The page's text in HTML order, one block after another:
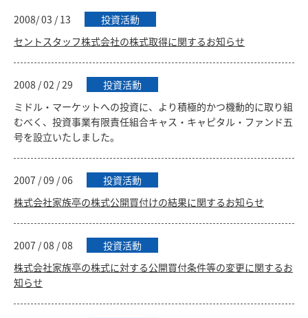
2008/ 03 / 13
投資活動
セントスタッフ株式会社の株式取得に関するお知らせ
2008 / 02 / 29
投資活動
ミドル・マーケットへの投資に、より積極的かつ機動的に取り組
むべく、投資事業有限責任組合キャス・キャピタル・ファンド五
号を設立いたしました。
2007 / 09 / 06
投資活動
株式会社家族亭の株式公開買付けの結果に関するお知らせ
2007 / 08 / 08
投資活動
株式会社家族亭の株式に対する公開買付条件等の変更に関するお
知らせ